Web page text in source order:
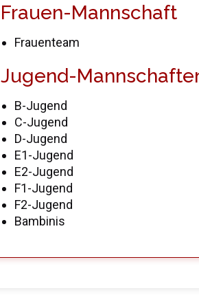
Frauen-Mannschaft
Frauenteam
Jugend-
B-Jugend
C-Jugend
D-Jugend
E1-Jugend
E2-Jugend
F1-Jugend
F2-Jugend
Bambinis